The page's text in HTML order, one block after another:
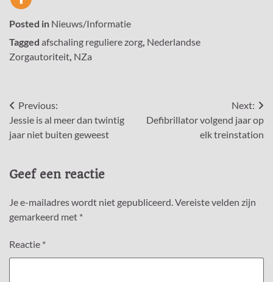
Posted in Nieuws/Informatie
Tagged afschaling reguliere zorg, Nederlandse
Zorgautoriteit, NZa
Bericht
navigatie
Previous:
Jessie is al meer dan twintig
jaar niet buiten geweest
Next:
Defibrillator volgend jaar op
elk treinstation
Geef een reactie
Je e-mailadres wordt niet gepubliceerd.Vereiste velden zijn
gemarkeerd met *
Reactie *